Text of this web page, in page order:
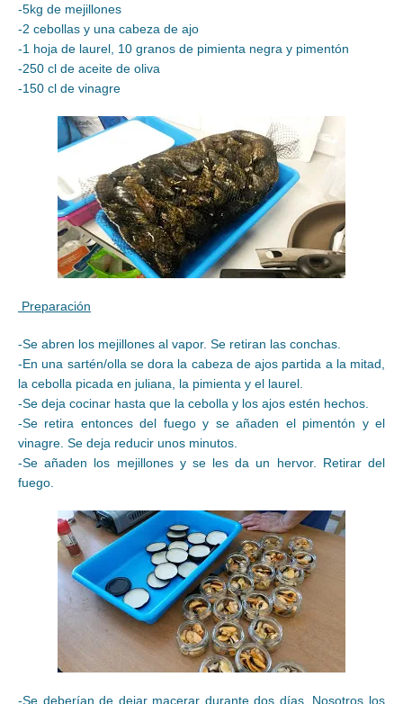
-5kg de mejillones
-2 cebollas y una cabeza de ajo
-1 hoja de laurel, 10 granos de pimienta negra y pimentón
-250 cl de aceite de oliva
-150 cl de vinagre
Preparación
-Se abren los mejillones al vapor. Se retiran las conchas.
-En una sartén/olla se dora la cabeza de ajos partida a la mitad,
la cebolla picada en juliana, la pimienta y el laurel.
-Se deja cocinar hasta que la cebolla y los ajos estén hechos.
-Se retira entonces del fuego y se añaden el pimentón y el
vinagre. Se deja reducir unos minutos.
-Se añaden los mejillones y se les da un hervor. Retirar del
fuego.
-Se deberían de dejar macerar durante dos días. Nosotros los